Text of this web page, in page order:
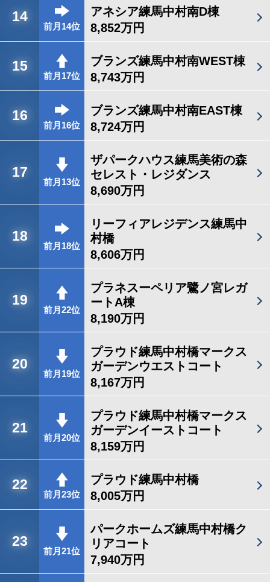
14
前月14位
アネシア練馬中村南D棟
8,852万円
15
前月17位
ブランズ練馬中村南WEST棟
8,743万円
16
前月16位
ブランズ練馬中村南EAST棟
8,724万円
17
前月13位
ザパークハウス練馬美術の森
セレスト・レジダンス
8,690万円
18
前月18位
リーフィアレジデンス練馬中
村橋
8,606万円
19
前月22位
プラネスーペリア鷺ノ宮レガ
ートA棟
8,190万円
20
前月19位
プラウド練馬中村橋マークス
ガーデンウエストコート
8,167万円
21
前月20位
プラウド練馬中村橋マークス
ガーデンイーストコート
8,159万円
22
前月23位
プラウド練馬中村橋
8,005万円
23
前月21位
パークホームズ練馬中村橋ク
リアコート
7,940万円